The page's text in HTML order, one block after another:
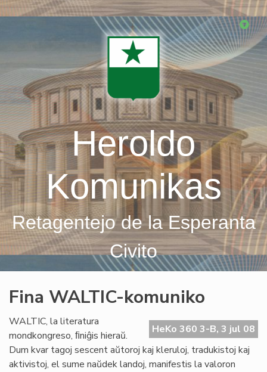
Skip
Heroldo
Komunikas
Retagentejo de la Esperanta
Civito
Fina WALTIC-komuniko
HeKo 360 3-B, 3 jul 08
WALTIC, la literatura
mondkongreso, ﬁniĝis hieraŭ.
Dum kvar tagoj sescent aŭtoroj kaj kleruloj, tradukistoj kaj
aktivistoj, el sume naŭdek landoj, manifestis la valoron